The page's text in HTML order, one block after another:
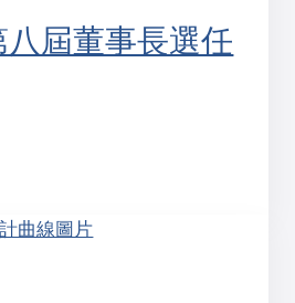
屆董事長選任